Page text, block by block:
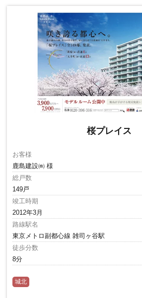
桜プレイス
お客様
鹿島建設㈱ 様
総戸数
149戸
竣工時期
2012年3月
路線駅名
東京メトロ副都心線 雑司ヶ谷駅
徒歩分数
8分
城北